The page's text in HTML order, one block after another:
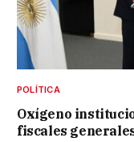
POLÍTICA
Oxígeno
fiscales